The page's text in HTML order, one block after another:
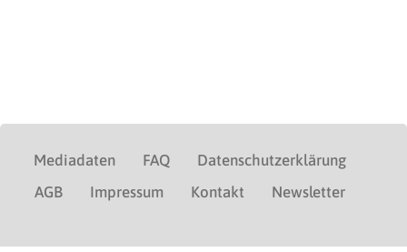
Mediadaten FAQ
Datenschutzerklärung
AGB
Impressum Kontakt Newsletter